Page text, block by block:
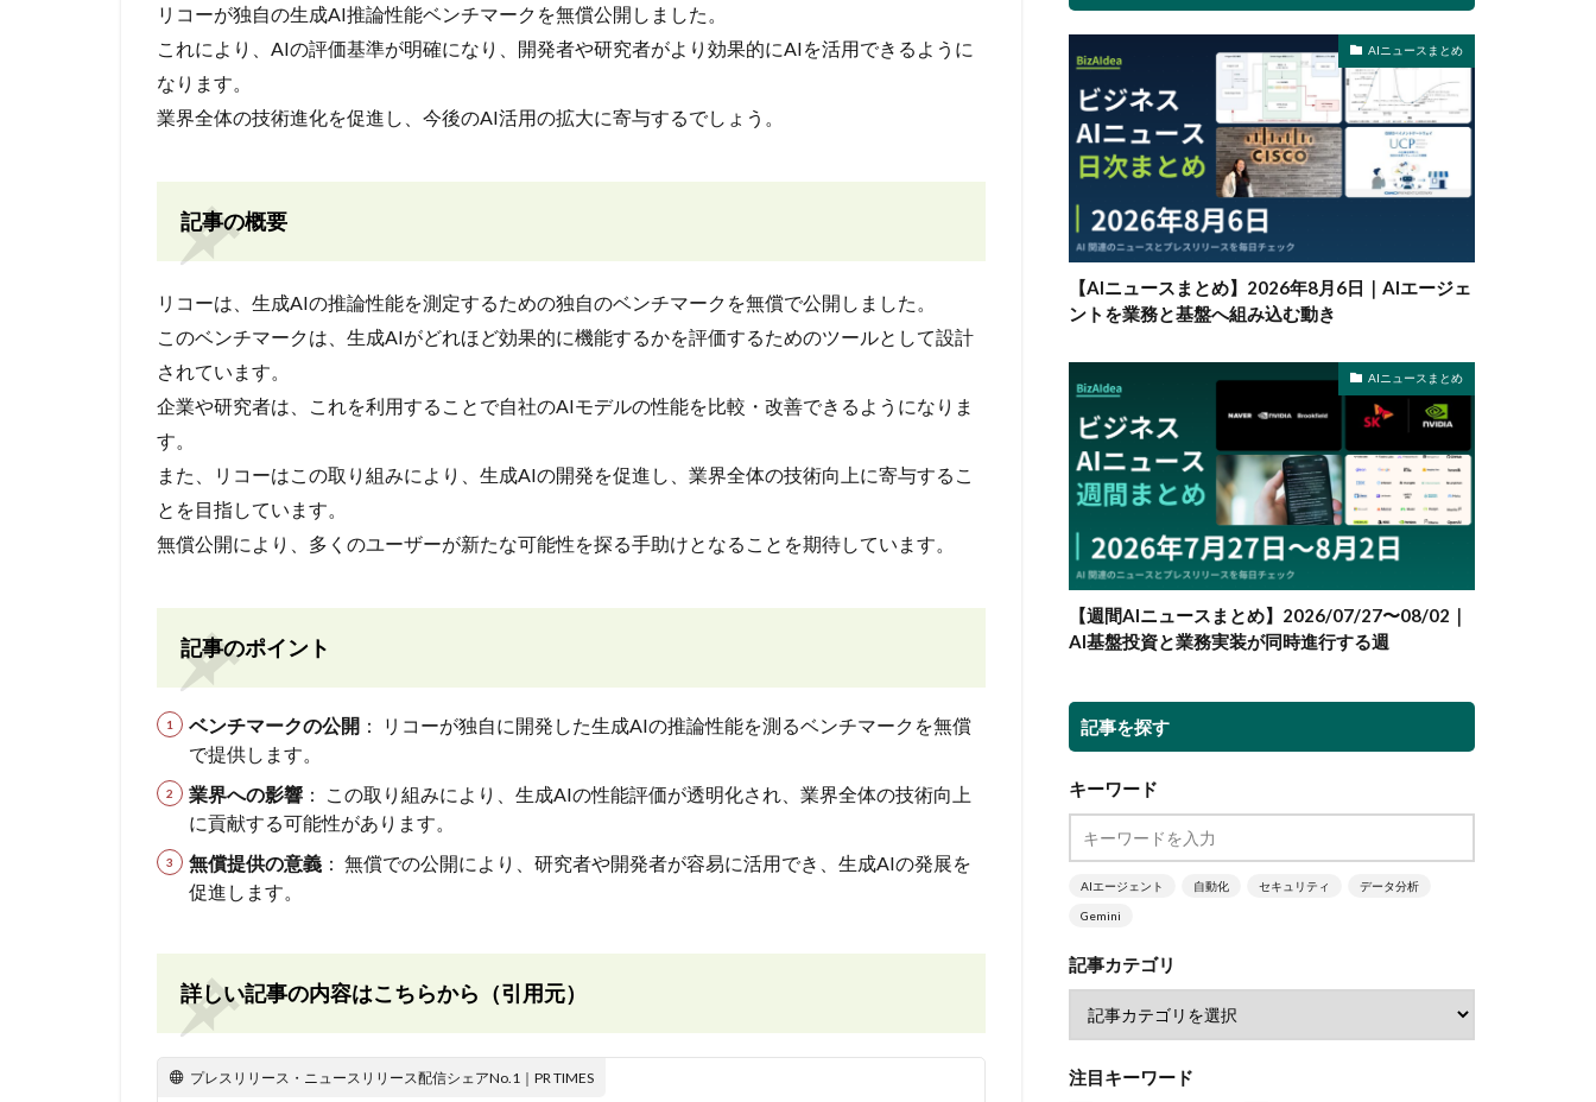
リコーが独自の生成AI推論性能ベンチマークを無償公開しました。
これにより、AIの評価基準が明確になり、開発者や研究者がより効果的にAIを活用できるように
なります。
業界全体の技術進化を促進し、今後のAI活用の拡大に寄与するでしょう。
記事の概要
リコーは、生成AIの推論性能を測定するための独自のベンチマークを無償で公開しました。
このベンチマークは、生成AIがどれほど効果的に機能するかを評価するためのツールとして設計
されています。
企業や研究者は、これを利用することで自社のAIモデルの性能を比較・改善できるようになりま
す。
また、リコーはこの取り組みにより、生成AIの開発を促進し、業界全体の技術向上に寄与するこ
とを目指しています。
無償公開により、多くのユーザーが新たな可能性を探る手助けとなることを期待しています。
記事のポイント
ベンチマークの公開 ： リコーが独自に開発した生成AIの推論性能を測るベンチマークを無償
で提供します。
業界への影響 ： この取り組みにより、生成AIの性能評価が透明化され、業界全体の技術向上
に貢献する可能性があります。
無償提供の意義 ： 無償での公開により、研究者や開発者が容易に活用でき、生成AIの発展を
促進します。
詳しい記事の内容はこちらから（引用元）
プレスリリース・ニュースリリース配信シェアNo.1｜PR TIMES
AIニュースまとめ
【AIニュースまとめ】2026年8月6日｜AIエージェ
ントを業務と基盤へ組み込む動き
AIニュースまとめ
【週間AIニュースまとめ】2026/07/27〜08/02｜
AI基盤投資と業務実装が同時進行する週
記事を探す
キーワード
AIエージェント 自動化 セキュリティ データ分析
Gemini
記事カテゴリ
注目キーワード